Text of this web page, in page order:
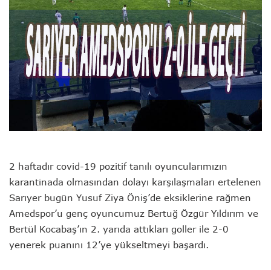
2 haftadır covid-19 pozitif tanılı oyuncularımızın
karantinada olmasından dolayı karşılaşmaları ertelenen
Sarıyer bugün Yusuf Ziya Öniş’de eksiklerine rağmen
Amedspor’u genç oyuncumuz Bertuğ Özgür Yıldırım ve
Bertül Kocabaş’ın 2. yarıda attıkları goller ile 2-0
yenerek puanını 12’ye yükseltmeyi başardı.